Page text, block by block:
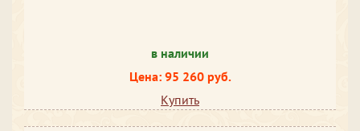
в наличии
Цена: 95 260 руб.
Купить